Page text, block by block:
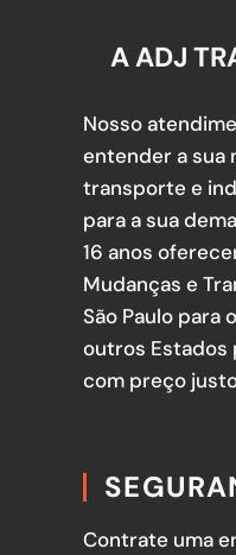
A ADJ
Nosso
entender a sua
transporte e
para a sua
16 anos
Mudanças e
São Paulo para
outros Estados
com preço
Contrate uma